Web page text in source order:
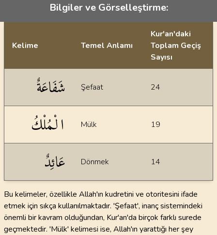
Bilgiler ve Görselleştirme:
Kelime Temel Anlamı
Kur'an'daki
Toplam Geçiş
Sayısı
شَفَاعَةٌ Şefaat 24
الْمُلْكُ Mülk 19
عَائِدٌ Dönmek 14
Bu kelimeler, özellikle Allah'ın kudretini ve otoritesini ifade
etmek için sıkça kullanılmaktadır. 'Şefaat', inanç sistemindeki
önemli bir kavram olduğundan, Kur'an'da birçok farklı surede
geçmektedir. 'Mülk' kelimesi ise, Allah'ın yarattığı her şey